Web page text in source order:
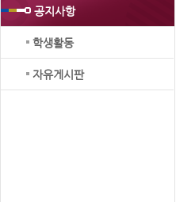
공지사항
학생활동
자유게시판